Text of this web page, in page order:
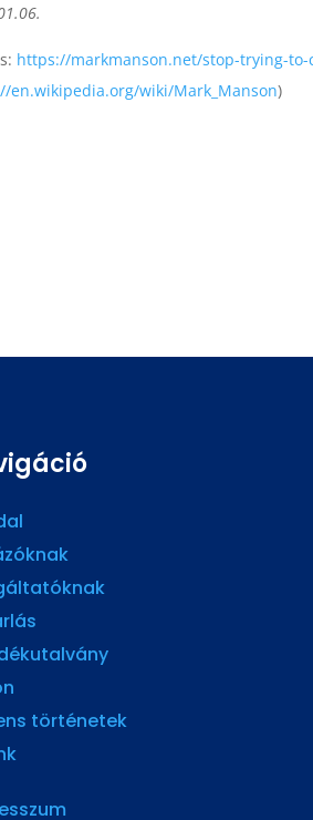
https://markmanson.net/stop-trying-to-
en.wikipedia.org/wiki/Mark_Manson)
történetek